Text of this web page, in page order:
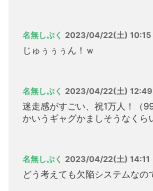
名無しぷく 2023/04/22(土) 10:15
じゅぅぅぅん！ｗ
名無しぷく 2023/04/22(土) 12:49
迷走感がすごい、祝1万人！（
かいうギャグかましそうなくら
名無しぷく 2023/04/22(土) 14:11
どう考えても欠陥システムなの